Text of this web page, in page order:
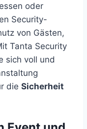
oder
Security-
von Gästen,
Tanta Security
sich voll und
die Sicherheit